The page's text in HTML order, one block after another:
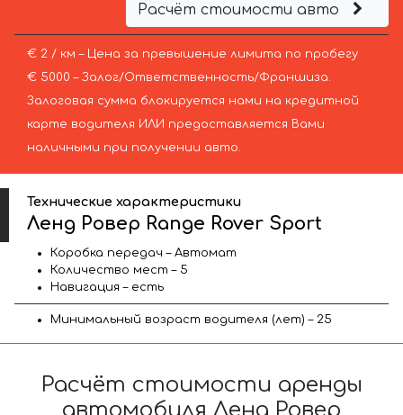
Расчёт стоимости авто
€ 2 / км – Цена за превышение лимита по пробегу
€ 5000 – Залог/Ответственность/Франшиза.
Залоговая сумма блокируется нами на кредитной
карте водителя ИЛИ предоставляется Вами
наличными при получении авто.
Технические характеристики
Ленд Ровер Range Rover Sport
Коробка передач – Автомат
Количество мест – 5
Навигация – есть
Минимальный возраст водителя (лет) – 25
Расчёт стоимости аренды